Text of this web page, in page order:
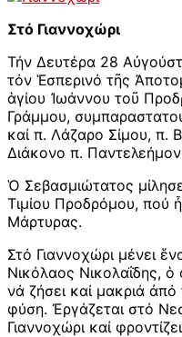
Στό Γιαννοχώρι
Τήν Δευτέρα 28
τόν Ἑσπερινό τῆς
ἁγίου Ἰωάννου τοῦ
Γράμμου,
καί π. Λάζαρο Σίμου, π.
Διάκονο π.
Ὁ Σεβασμιώτατος
Τιμίου Προδρόμου, πού
Μάρτυρας.
Στό Γιαννοχώρι μένει
Νικόλαος Νικολαΐδης, ὁ
νά ζήσει καί μακριά
φύση. Ἐργάζεται στό
Γιαννοχώρι καί